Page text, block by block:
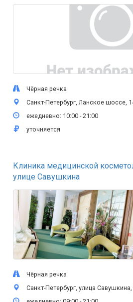
Чёрная речка
Санкт-Петербург, Ланское шоссе,
ежедневно: 10:00 - 21:00
уточняется
Клиника медицинской
улице Савушкина
Чёрная речка
Санкт-Петербург, улица